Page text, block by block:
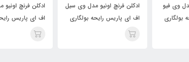
ادکلن فرنچ اونیو مدل وی سیل
اف ای پاریس رایحه بولگاری
تایگار ( vie ciel ) Bvlgari
ادکلن فرنچ اونیو مدل وی ایو
اف ای پاریس رایحه بولگاری
گیان( Vie Eau ) Bvlgari